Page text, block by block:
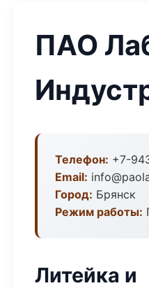
ПАО
Телефон: +7-
Email:
Город: Брянск
Режим работы:
Литейка и